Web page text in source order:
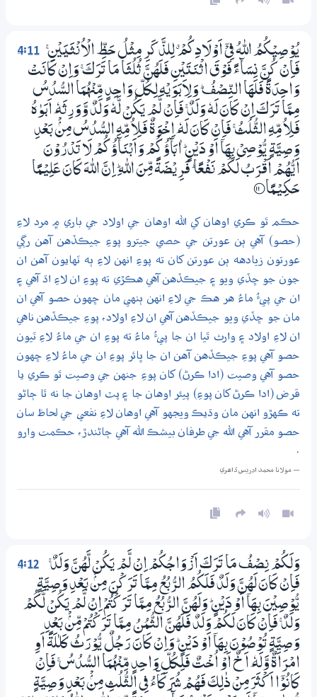
4:11
يُوْصِيْكُمُ اللّٰهُ فِيْٓ اَوْلَادِكُمْ ۤ لِلذَّكَرِ مِثْلُ حَظِّ الْاُنْثَيَيْنِ ۚ
فَاِنْ كُنَّ نِسَاۗءً فَوْقَ اثْنَتَيْنِ فَلَھُنَّ ثُلُثَا مَا تَرَكَ ۚ وَاِنْ كَانَتْ
وَاحِدَةً فَلَھَا النِّصْفُ ۭ وَلِاَبَوَيْهِ لِكُلِّ وَاحِدٍ مِّنْهُمَا السُّدُسُ
مِـمَّا تَرَكَ اِنْ كَانَ لَهٗ وَلَدٌ ۚ فَاِنْ لَّمْ يَكُنْ لَّهٗ وَلَدٌ وَّوَرِثَهٗ ٓ اَبَوٰهُ
فَلِاُمِّهِ الثُّلُثُ ۚ فَاِنْ كَانَ لَهٗ ٓ اِخْوَةٌ فَلِاُمِّهِ السُّدُسُ مِنْۢ بَعْدِ
وَصِيَّةٍ يُّوْصِيْ بِھَآ اَوْ دَيْنٍ ۭ اٰبَاۗؤُكُمْ وَاَبْنَاۗؤُكُمْ لَا تَدْرُوْنَ
اَيُّھُمْ اَقْرَبُ لَكُمْ نَفْعًا ۭ فَرِيْضَةً مِّنَ اللّٰهِ ۭ اِنَّ اللّٰهَ كَانَ عَلِيْـمًا
حَكِـيْـمًا ؀11
حڪم ٿو ڪري اوهان کي الله اوهان جي اولاد جي باري ۾ مرد لاءِ
(حصو) آهي ٻن عورتن جي حصي جيترو پوءِ جيڪڏهن آهن رڳي
عورتون زيادهه ٻن عورتن کان ته پوءِ انهن لاءِ ٻه ٽهايون آهن ان
جون جو ڇڏي ويو ۽ جيڪڏهن آهي هڪڙي ته پوءِ ان لاءِ اڌ آهي ۽
ان جي پيءُ ماءُ هر هڪ جي لاءِ انهن ٻنهي مان ڇهون حصو آهي ان
مان جو ڇڏي ويو جيڪڏهن آهي ان لاءِ اولاد، پوءِ جيڪڏهن ناهي
ان لاءِ اولاد ۽ وارث ٿيا ان جا پيءُ ماءُ ته پوءِ ان جي ماءُ لاءِ ٽيون
حصو آهي پوءِ جيڪڏهن آهن ان جا ڀائر پوءِ ان جي ماءُ لاءِ ڇهون
حصو آهي وصيت (ادا ڪرڻ) کان پوءِ جنهن جي وصيت ٿو ڪري يا
قرض (ادا ڪرڻ کان پوءِ) پيئر اوهان جا ۽ پٽ اوهان جا نه ٿا ڄاڻو
ته ڪهڙو انهن مان وڌيڪ ويجهو آهي اوهان لاءِ نفعي جي لحاظ سان
حصو مقرر آهي الله جي طرفان بيشڪ الله آهي ڄاڻندڙ، حڪمت وارو
.
— مولانا محمد ادريس ڏاھري
4:12
وَلَكُمْ نِصْفُ مَا تَرَكَ اَزْوَاجُكُمْ اِنْ لَّمْ يَكُنْ لَّھُنَّ وَلَدٌ ۚ
فَاِنْ كَانَ لَھُنَّ وَلَدٌ فَلَكُمُ الرُّبُعُ مِـمَّا تَرَكْنَ مِنْۢ بَعْدِ وَصِيَّةٍ
يُّوْصِيْنَ بِھَآ اَوْ دَيْنٍ ۭ وَلَھُنَّ الرُّبُعُ مِـمَّا تَرَكْتُمْ اِنْ لَّمْ يَكُنْ لَّكُمْ
وَلَدٌ ۚ فَاِنْ كَانَ لَكُمْ وَلَدٌ فَلَھُنَّ الثُّمُنُ مِـمَّا تَرَكْتُمْ مِّنْۢ بَعْدِ
وَصِيَّةٍ تُوْصُوْنَ بِھَآ اَوْ دَيْنٍ ۭ وَاِنْ كَانَ رَجُلٌ يُّوْرَثُ كَلٰلَةً اَوِ
امْرَاَةٌ وَّلَهٗ ٓ اَخٌ اَوْ اُخْتٌ فَلِكُلِّ وَاحِدٍ مِّنْهُمَا السُّدُسُ ۚ فَاِنْ
كَانُوْٓا اَكْثَرَ مِنْ ذٰلِكَ فَھُمْ شُرَكَاۗءُ فِي الثُّلُثِ مِنْۢ بَعْدِ وَصِيَّةٍ